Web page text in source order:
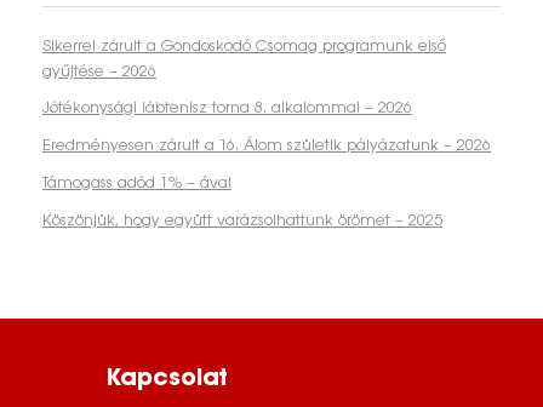
Sikerrel zárult a Gondoskodó Csomag programunk első
gyűjtése – 2026
Jótékonysági lábtenisz torna 8. alkalommal – 2026
Eredményesen zárult a 16. Álom születik pályázatunk – 2026
Támogass adód 1% – ával
Köszönjük, hogy együtt varázsolhattunk örömet – 2025
Kapcsolat